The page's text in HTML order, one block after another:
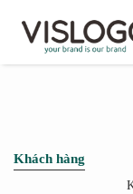
Khách hàng